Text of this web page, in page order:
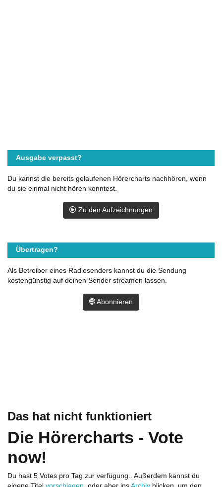
Das hat nicht funktioniert
Die Hörercharts - Vote
now!
Du hast 5 Votes pro Tag zur verfügung.. Außerdem kannst du
Ausgabe verpasst?
Du kannst die bereits gelaufenen Hörercharts nachhören, wenn
du sie einmal nicht hören konntest.
Zu den Aufzeichnungen
Übertragen?
Als Betreiber eines Radiosenders kannst du die Sendung
kostengünstig auf deinen Sender streamen lassen.
Abonnieren